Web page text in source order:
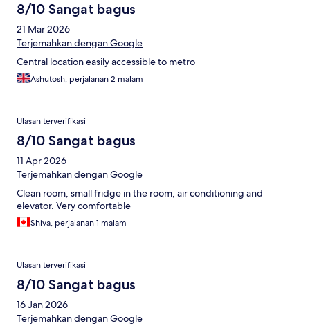
8/10 Sangat bagus
21 Mar 2026
Terjemahkan dengan Google
Central location easily accessible to metro
Ashutosh, perjalanan 2 malam
Ulasan terverifikasi
8/10 Sangat bagus
11 Apr 2026
Terjemahkan dengan Google
Clean room, small fridge in the room, air conditioning and
elevator. Very comfortable
Shiva, perjalanan 1 malam
Ulasan terverifikasi
8/10 Sangat bagus
16 Jan 2026
Terjemahkan dengan Google